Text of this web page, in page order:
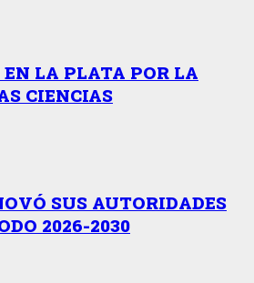
LA PLATA POR LA
CIENCIAS
SUS AUTORIDADES
2026-2030